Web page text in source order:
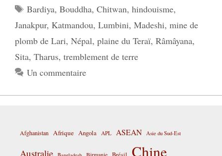
Étiquettes
Bardiya, Bouddha, Chitwan, hindouisme,
Janakpur, Katmandou, Lumbini, Madeshi, mine de
plomb de Lari, Népal, plaine du Teraï, Râmâyana,
Sita, Tharus, tremblement de terre
Un commentaire
Afghanistan Afrique Angola APL ASEAN Asie du Sud-Est
Australie Birmanie Chine